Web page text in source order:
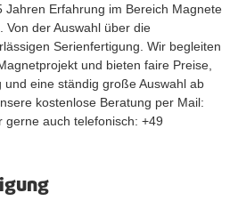
Jahren Erfahrung im Bereich Magnete
Von der Auswahl über die
Serienfertigung. Wir begleiten
und bieten faire Preise,
eine ständig große Auswahl ab
kostenlose Beratung per Mail:
gerne auch telefonisch: +49